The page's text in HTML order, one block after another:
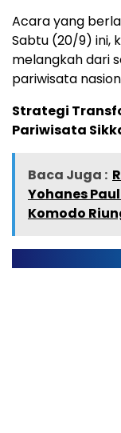
Acara yang
Sabtu (20/9) ini,
melangkah dari
pariwisata
Strategi
Pariwisata
Baca Juga :
Yohanes
Komodo